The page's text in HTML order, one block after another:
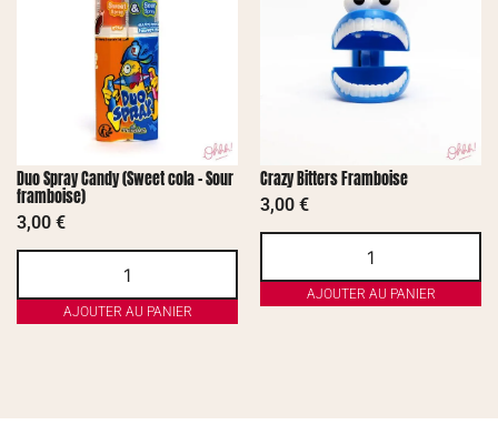
Duo Spray Candy (Sweet cola – Sour
framboise)
3,00 €
AJOUTER AU PANIER
Crazy Bitters Framboise
3,00 €
AJOUTER AU PANIER